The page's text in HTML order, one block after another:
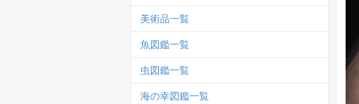
美術品一覧
魚図鑑一覧
虫図鑑一覧
海の幸図鑑一覧